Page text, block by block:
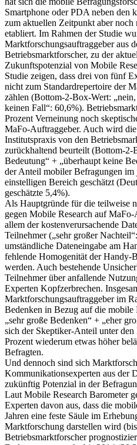
Smartphone oder PDA neben den
zum aktuellen Zeitpunkt aber
etabliert. Im Rahmen der Studie
Marktforschungsauftraggeber aus
Betriebsmarktforscher, zu der
Zukunftspotenzial von Mobile
Studie zeigen, dass drei von fünf
nicht zum Standardrepertoire der
zählen (Bottom-2-Box-Wert:
keinen Fall“: 60,6%).
Prozent Verneinung noch
MaFo-Auftraggeber. Auch wird
Institutspraxis von den
zurückhaltend beurteilt (Bottom-2-
Bedeutung“ + „überhaupt keine
der Anteil mobiler Befragungen
einstelligen Bereich geschätzt
geschätzte 5,4%).
Als Hauptgründe für die teilweise
gegen Mobile Research auf
allem der kostenverursachende
Teilnehmer („sehr großer
umständliche Dateneingabe am
fehlende Homogenität der
werden. Auch bestehende
Teilnehmer über anfallende
Experten Kopfzerbrechen.
Marktforschungsauftraggeber im
Bedenken in Bezug auf die
„sehr große Bedenken“ + „eher
sich der Skeptiker-Anteil unter
Prozent wiederum etwas höher
Befragten.
Und dennoch sind sich
Kommunikationsexperten aus der
zukünftig Potenzial in der
Laut Mobile Research Barometer
Experten davon aus, dass die
Jahren eine feste Säule im
Marktforschung darstellen wird
Betriebsmarktforscher